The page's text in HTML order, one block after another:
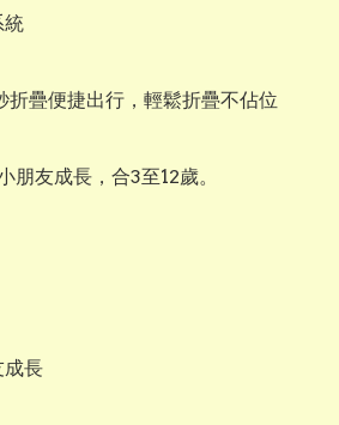
統
折疊便捷出行，輕鬆折疊不佔位
朋友成長，合3至12歲。
成長